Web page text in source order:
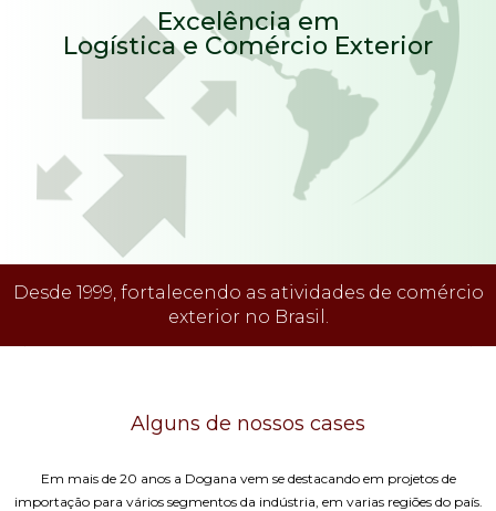
Excelência em
Logística e Comércio Exterior
Desde 1999, fortalecendo as atividades de comércio
exterior no Brasil.
Alguns de nossos cases
Em mais de 20 anos a Dogana vem se destacando em projetos de
importação para vários segmentos da indústria, em varias regiões do país.